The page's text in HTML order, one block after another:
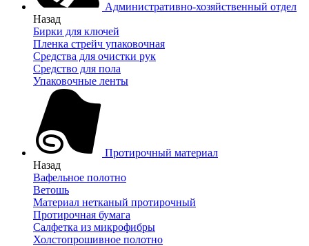
Административно-хозяйственный отдел
Назад
Бирки для ключей
Пленка стрейч упаковочная
Средства для очистки рук
Средство для пола
Упаковочные ленты
Протирочный материал
Назад
Вафельное полотно
Ветошь
Материал нетканый протирочный
Протирочная бумага
Салфетка из микрофибры
Холстопрошивное полотно